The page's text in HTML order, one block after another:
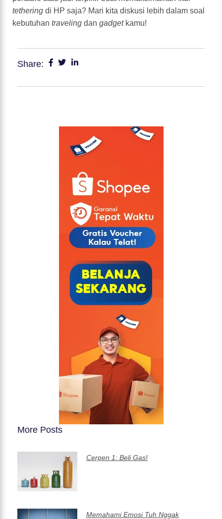
tethering di HP saja? Mari kita diskusi lebih dalam soal
kebutuhan traveling dan gadgetkamu!
Share:
More Posts
Cerpen 1: Beli Gas!
Memahami Emosi Tuh Nggak